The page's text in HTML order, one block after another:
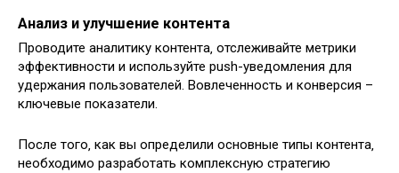
Анализ и улучшение контента
Проводите аналитику контента‚ отслеживайте метрики
эффективности и используйте push-уведомления для
удержания пользователей. Вовлеченность и конверсия –
ключевые показатели.
После того‚ как вы определили основные типы контента‚
необходимо разработать комплексную стратегию